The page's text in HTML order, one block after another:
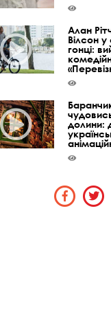
Алан
Вілсон
гонці:
долини: